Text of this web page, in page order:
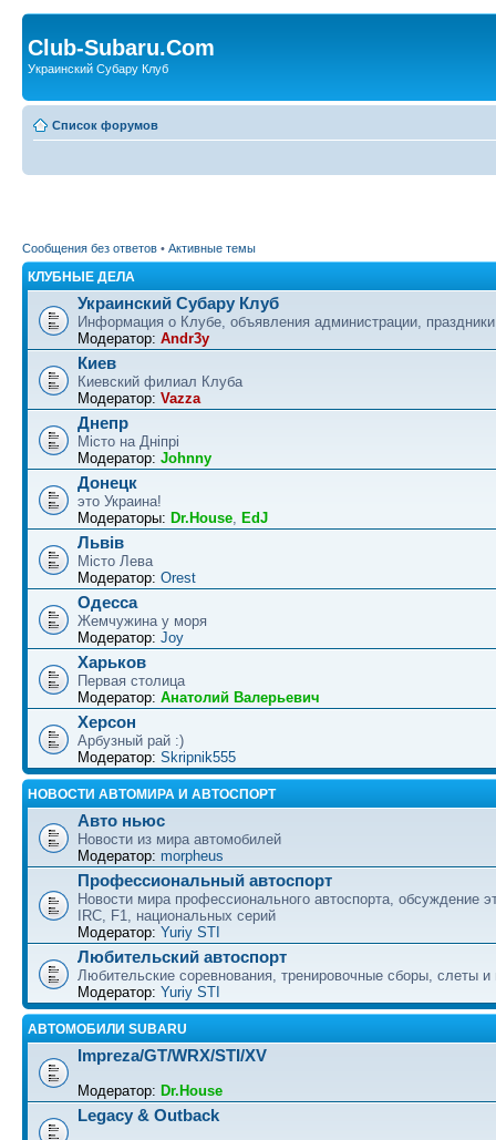
Club-Subaru.Com
Украинский Субару Клуб
Список форумов
Сообщения без ответов • Активные темы
КЛУБНЫЕ ДЕЛА
Украинский Субару Клуб
Информация о Клубе, объявления администрации,
Модератор: Andr3y
Киев
Киевский филиал Клуба
Модератор: Vazza
Днепр
Місто на Дніпрі
Модератор: Johnny
Донецк
это Украина!
Модераторы: Dr.House, EdJ
Львів
Місто Лева
Модератор: Orest
Одесса
Жемчужина у моря
Модератор: Joy
Харьков
Первая столица
Модератор: Анатолий Валерьевич
Херсон
Арбузный рай :)
Модератор: Skripnik555
НОВОСТИ АВТОМИРА И АВТОСПОРТ
Авто ньюс
Новости из мира автомобилей
Модератор: morpheus
Профессиональный автоспорт
Новости мира профессионального автоспорта, обсуждение
IRC, F1, национальных серий
Модератор: Yuriy STI
Любительский автоспорт
Любительские соревнования, тренировочные сборы, слеты и
Модератор: Yuriy STI
АВТОМОБИЛИ SUBARU
Impreza/GT/WRX/STI/XV
Модератор: Dr.House
Legacy & Outback